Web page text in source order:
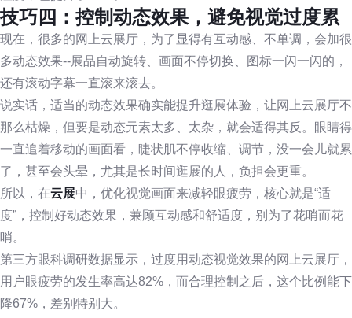
技巧四：控制动态效果，避免视觉过度累
现在，很多的网上云展厅，为了显得有互动感、不单调，会加很
多动态效果--展品自动旋转、画面不停切换、图标一闪一闪的，
还有滚动字幕一直滚来滚去。
说实话，适当的动态效果确实能提升逛展体验，让网上云展厅不
那么枯燥，但要是动态元素太多、太杂，就会适得其反。眼睛得
一直追着移动的画面看，睫状肌不停收缩、调节，没一会儿就累
了，甚至会头晕，尤其是长时间逛展的人，负担会更重。
所以，在云展中，优化视觉画面来减轻眼疲劳，核心就是“适
度”，控制好动态效果，兼顾互动感和舒适度，别为了花哨而花
哨。
第三方眼科调研数据显示，过度用动态视觉效果的网上云展厅，
用户眼疲劳的发生率高达82%，而合理控制之后，这个比例能下
降67%，差别特别大。